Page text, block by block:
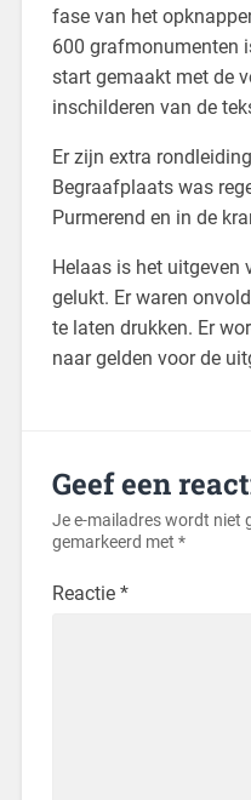
fase van het
600 grafmonumenten
start gemaakt met de
inschilderen van de
Er zijn extra
Begraafplaats was
Purmerend en in de
Helaas is het uitgeven
gelukt. Er waren
te laten drukken. Er
naar gelden voor de
Geef een
Je e-mailadres wordt niet
gemarkeerd met *
Reactie *